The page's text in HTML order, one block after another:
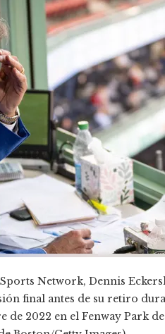
Network, Dennis
final antes de su retiro
de 2022 en el Fenway Park